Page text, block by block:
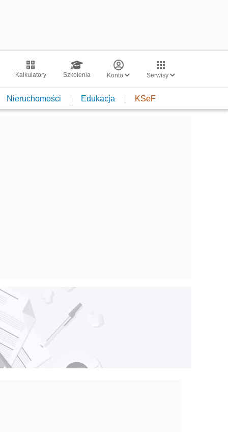
Kalkulatory Szkolenia Konto Serwisy
Nieruchomości Edukacja KSeF